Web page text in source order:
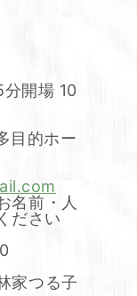
開場 10
目的ホー
名前・人
ださい
家つる子